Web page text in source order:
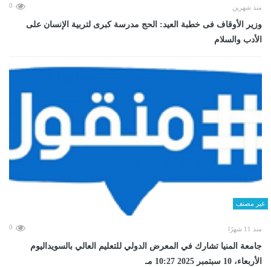
منذ شهرين 0
وزير الأوقاف فى خطبة العيد: الحج مدرسة كبرى لتربية الإنسان على
الأدب والسلام
غير مصنف
منذ 11 شهرًا 0
جامعة المنيا تشارك في المعرض الدولي للتعليم العالي بالسويداليوم
الأربعاء، 10 سبتمبر 2025 10:27 مـ